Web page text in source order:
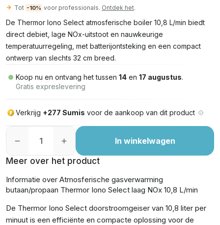
Tot -10% voor professionals. Ontdek het.
De Thermor Iono Select atmosferische boiler 10,8 L/min biedt
direct debiet, lage NOx-uitstoot en nauwkeurige
temperatuurregeling, met batterijontsteking en een compact
ontwerp van slechts 32 cm breed.
Koop nu en ontvang het tussen 14 en 17 augustus.
Gratis expreslevering
Verkrijg +277 Sumis voor de aankoop van dit product
In winkelwagen
Meer over het product
Informatie over Atmosferische gasverwarming
butaan/propaan Thermor Iono Select laag NOx 10,8 L/min
De Thermor Iono Select doorstroomgeiser van 10,8 liter per
minuut is een efficiënte en compacte oplossing voor de